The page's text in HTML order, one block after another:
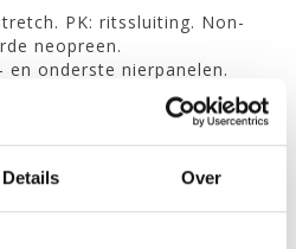
Details Over
PK: ritssluiting. Non-
neopreen.
en onderste nierpanelen.